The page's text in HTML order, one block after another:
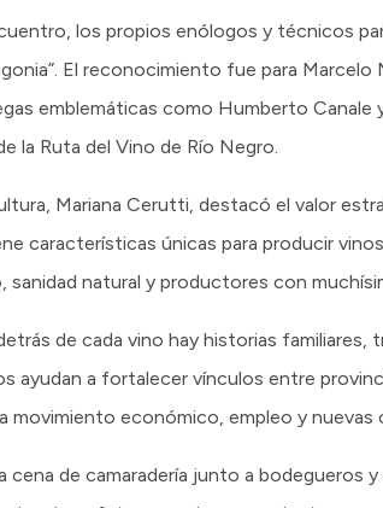
los propios enólogos y técnicos
El reconocimiento fue para
emblemáticas como Humberto
la Ruta del Vino de Río Negro.
Mariana Cerutti, destacó el valor
características únicas para producir
natural y productores con
de cada vino hay historias
ayudan a fortalecer vínculos entre
movimiento económico, empleo y nuevas
cena de camaradería junto a bodegueros